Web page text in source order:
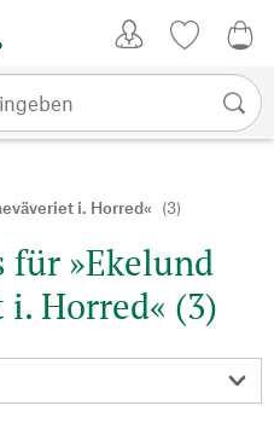
i. Horred« (3)
für »Ekelund
Horred« (3)